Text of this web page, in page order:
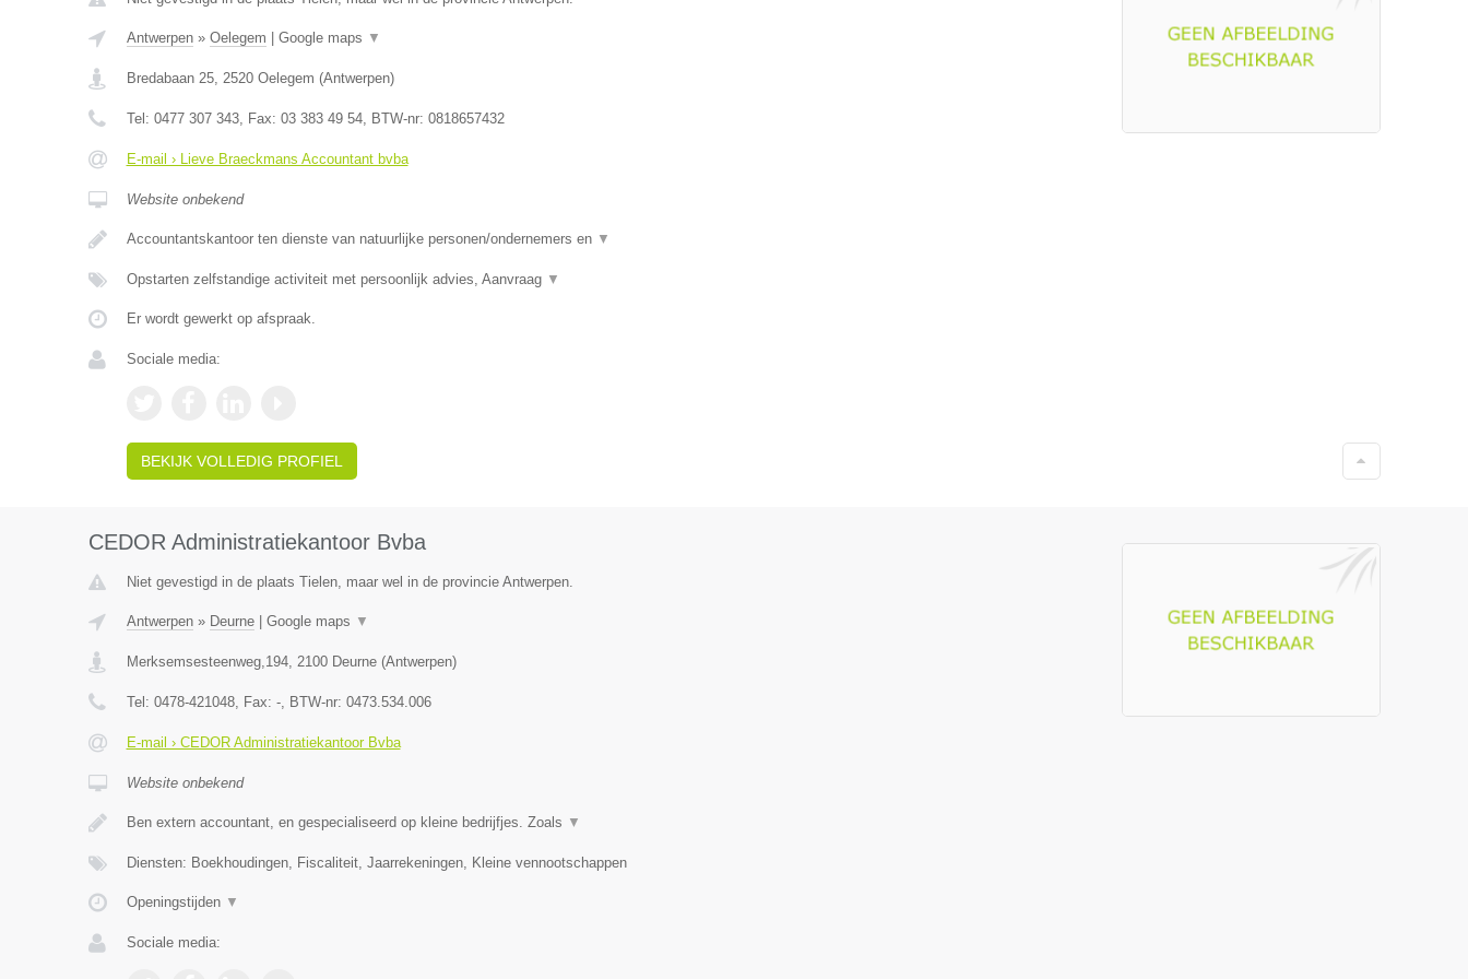
Antwerpen» Oelegem Google maps ▼
Bredabaan 25, 2520 Oelegem (Antwerpen)
Tel: 0477 307 343, Fax: 03 383 49 54, BTW-nr: 0818657432
E-mail › Lieve Braeckmans Accountant bvba
Website onbekend
Accountantskantoor ten dienste van natuurlijke personen/ondernemers en ▼
Opstarten zelfstandige activiteit met persoonlijk advies, Aanvraag ▼
Er wordt gewerkt op afspraak.
Sociale media:
BEKIJK VOLLEDIG PROFIEL
CEDOR Administratiekantoor Bvba
Niet gevestigd in de plaats Tielen, maar wel in de provincie Antwerpen.
Antwerpen» Deurne| Google maps ▼
Merksemsesteenweg,194, 2100 Deurne(Antwerpen)
Tel: 0478-421048, Fax: -, BTW-nr: 0473.534.006
E-mail › CEDOR Administratiekantoor Bvba
Website onbekend
Ben extern accountant, en gespecialiseerd op kleine bedrijfjes. Zoals ▼
Diensten: Boekhoudingen, Fiscaliteit, Jaarrekeningen, Kleine vennootschappen
Openingstijden ▼
Sociale media: